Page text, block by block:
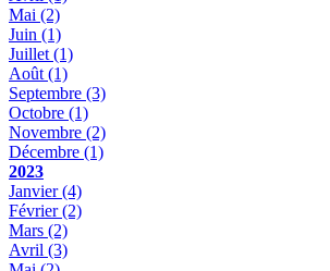
Mai (2)
Juin (1)
Juillet (1)
Août (1)
Septembre (3)
Octobre (1)
Novembre (2)
Décembre (1)
2023
Janvier(4)
Février(2)
Mars (2)
Avril (3)